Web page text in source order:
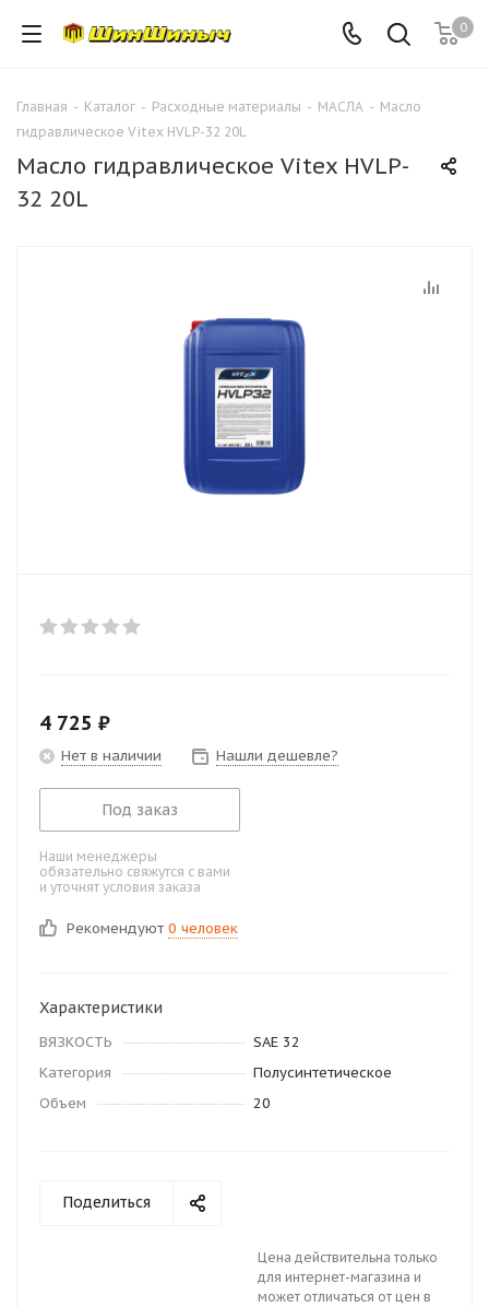
0
Главная - Каталог - Расходные материалы - МАСЛА - Масло
гидравлическое Vitex HVLP-32 20L
Масло гидравлическое Vitex HVLP-
32 20L
4 725 ₽
Нет в наличии Нашли дешевле?
Под заказ
Наши менеджеры
обязательно свяжутся с вами
и уточнят условия заказа
Рекомендуют 0 человек
Характеристики
ВЯЗКОСТЬ
SAE 32
Категория
Полусинтетическое
Объем
20
Поделиться
Цена действительна только
для интернет-магазина и
может отличаться от цен в